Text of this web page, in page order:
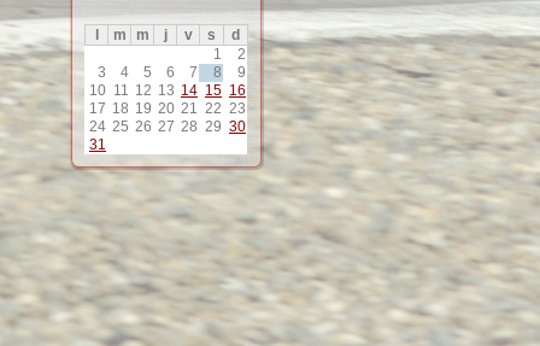
m m j v s
d
1
2
3
4 5 6 7 8
9
10 11 12 13 14 15 16
17 18 19 20 21 22 23
24 25 26 27 28 29 30
31
11
12
13
15